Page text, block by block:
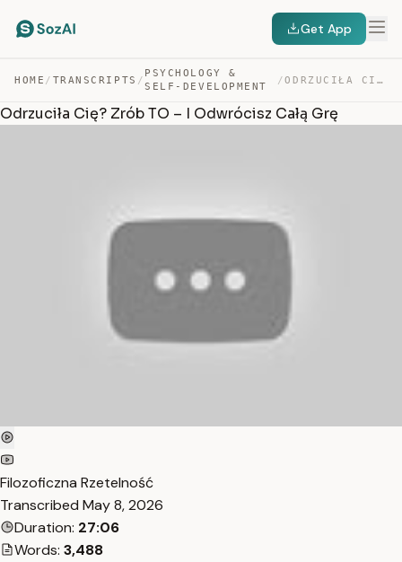
Get App
HOME / TRANSCRIPTS /
PSYCHOLOGY &
SELF-DEVELOPMENT
/ ODRZUCIŁA CIĘ? ZRÓB TO – I ODWRÓCISZ CAŁĄ GRĘ — TRANSCRIPT
Odrzuciła Cię? Zrób TO – I Odwrócisz Całą Grę
Filozoficzna Rzetelność
Transcribed May 8, 2026
Duration: 27:06
Words: 3,488